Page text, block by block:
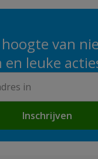
van
leuke
Inschrijven